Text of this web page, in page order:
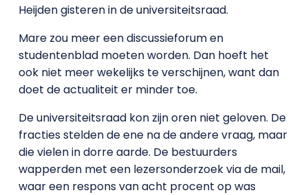
Heijden gisteren in de universiteitsraad.
Mare zou meer een discussieforum en
studentenblad moeten worden. Dan hoeft het
ook niet meer wekelijks te verschijnen, want dan
doet de actualiteit er minder toe.
De universiteitsraad kon zijn oren niet geloven. De
fracties stelden de ene na de andere vraag, maar
die vielen in dorre aarde. De bestuurders
wapperden met een lezersonderzoek via de mail,
waar een respons van acht procent op was